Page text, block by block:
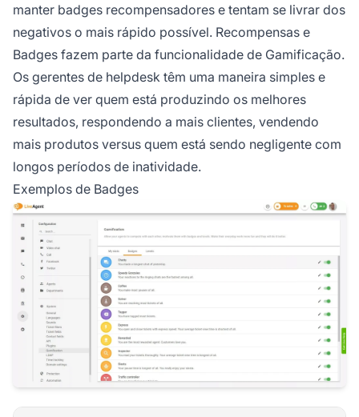
manter badges recompensadores e tentam se livrar dos
negativos o mais rápido possível. Recompensas e
Badges fazem parte da funcionalidade de Gamificação.
Os gerentes de helpdesk têm uma maneira simples e
rápida de ver quem está produzindo os melhores
resultados, respondendo a mais clientes, vendendo
mais produtos versus quem está sendo negligente com
longos períodos de inatividade.
Exemplos de Badges